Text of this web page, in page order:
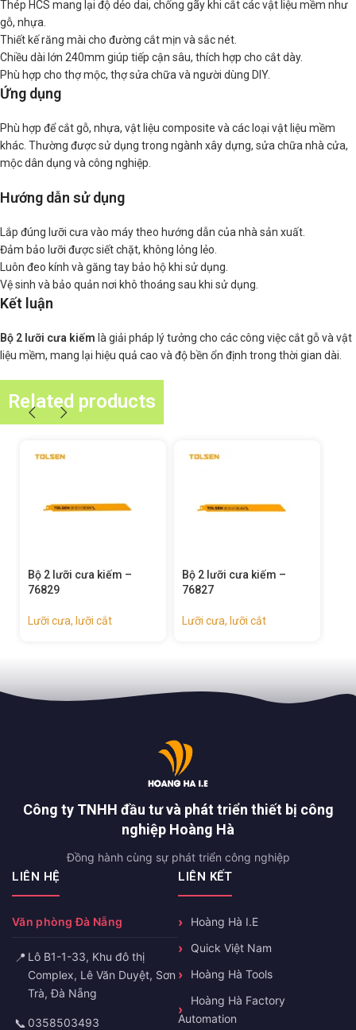
Thép HCS mang lại độ dẻo dai, chống gãy khi cắt các vật liệu mềm như
gỗ, nhựa.
Thiết kế răng mài cho đường cắt mịn và sắc nét.
Chiều dài lớn 240mm giúp tiếp cận sâu, thích hợp cho cắt dày.
Phù hợp cho thợ mộc, thợ sửa chữa và người dùng DIY.
Ứng dụng
Phù hợp để cắt gỗ, nhựa, vật liệu composite và các loại vật liệu mềm
khác. Thường được sử dụng trong ngành xây dựng, sửa chữa nhà cửa,
mộc dân dụng và công nghiệp.
Hướng dẫn sử dụng
Lắp đúng lưỡi cưa vào máy theo hướng dẫn của nhà sản xuất.
Đảm bảo lưỡi được siết chặt, không lỏng lẻo.
Luôn đeo kính và găng tay bảo hộ khi sử dụng.
Vệ sinh và bảo quản nơi khô thoáng sau khi sử dụng.
Kết luận
Bộ 2 lưỡi cưa kiếm là giải pháp lý tưởng cho các công việc cắt gỗ và vật
liệu mềm, mang lại hiệu quả cao và độ bền ổn định trong thời gian dài.
Related products
Bộ 2 lưỡi cưa kiếm –
76829
Lưỡi cưa, lưỡi cắt
Bộ 2 lưỡi cưa kiếm –
76827
Lưỡi cưa, lưỡi cắt
Công ty TNHH đầu tư và phát triển thiết bị công
nghiệp Hoàng Hà
Đồng hành cùng sự phát triển công nghiệp
LIÊN HỆ
Văn phòng Đà Nẵng
📍 Lô B1-1-33, Khu đô thị
Complex, Lê Văn Duyệt, Sơn
Trà, Đà Nẵng
📞 0358503493
LIÊN KẾT
Hoàng Hà I.E
Quick Việt Nam
Hoàng Hà Tools
Hoàng Hà Factory
Automation